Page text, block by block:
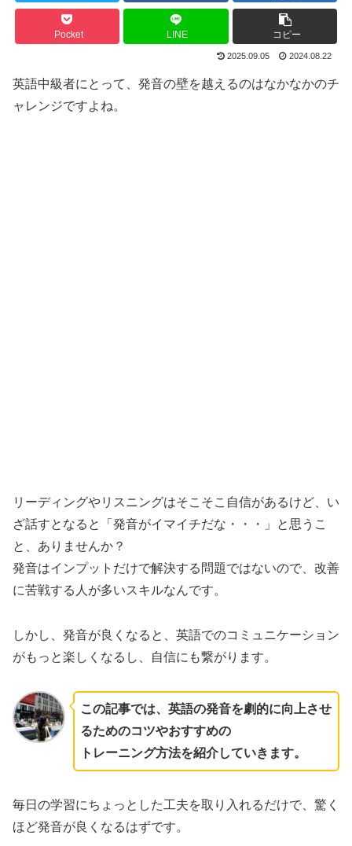
Pocket LINE コピー
2025.09.05 2024.08.22
英語中級者にとって、発音の壁を越えるのはなかなかのチ
ャレンジですよね。
リーディングやリスニングはそこそこ自信があるけど、い
ざ話すとなると「発音がイマイチだな・・・」と思うこ
と、ありませんか？
発音はインプットだけで解決する問題ではないので、改善
に苦戦する人が多いスキルなんです。
しかし、発音が良くなると、英語でのコミュニケーション
がもっと楽しくなるし、自信にも繋がります。
この記事では、英語の発音を劇的に向上させ
るためのコツやおすすめの
トレーニング方法を紹介していきます。
毎日の学習にちょっとした工夫を取り入れるだけで、驚く
ほど発音が良くなるはずです。